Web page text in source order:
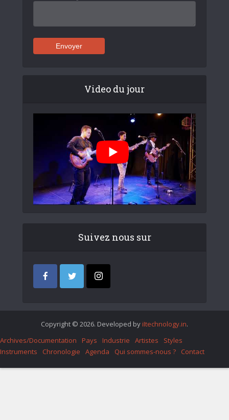
Video du jour
Suivez nous sur
Copyright © 2026. Developed by iItechnology.in.
Archives/Documentation
Pays Industrie Artistes
Styles
Instruments
Chronologie Agenda Qui sommes-nous ? Contact